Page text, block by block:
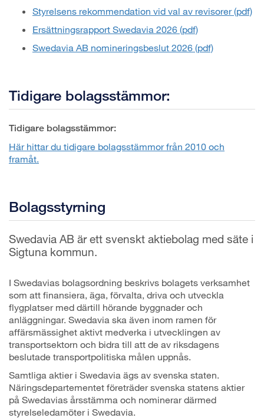
Styrelsens rekommendation vid val av revisorer (pdf)
Ersättningsrapport Swedavia 2026 (pdf)
Swedavia AB nomineringsbeslut 2026 (pdf)
Tidigare bolagsstämmor:
Tidigare bolagsstämmor:
Här hittar du tidigare bolagsstämmor från 2010 och
framåt.
Bolagsstyrning
Swedavia AB är ett svenskt aktiebolag med säte i
Sigtuna kommun.
I Swedavias bolagsordning beskrivs bolagets verksamhet
som att finansiera, äga, förvalta, driva och utveckla
flygplatser med därtill hörande byggnader och
anläggningar. Swedavia ska även inom ramen för
affärsmässighet aktivt medverka i utvecklingen av
transportsektorn och bidra till att de av riksdagens
beslutade transportpolitiska målen uppnås.
Samtliga aktier i Swedavia ägs av svenska staten.
Näringsdepartementet företräder svenska statens aktier
på Swedavias årsstämma och nominerar därmed
styrelseledamöter i Swedavia.